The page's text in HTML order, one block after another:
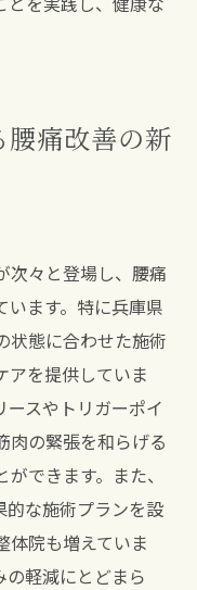
痛改善の新
次々と登場し、腰痛
います。特に兵庫県
状態に合わせた施術
アを提供していま
スやトリガーポイ
肉の緊張を和らげる
できます。また、
的な施術プランを設
体院も増えていま
の軽減にとどまら